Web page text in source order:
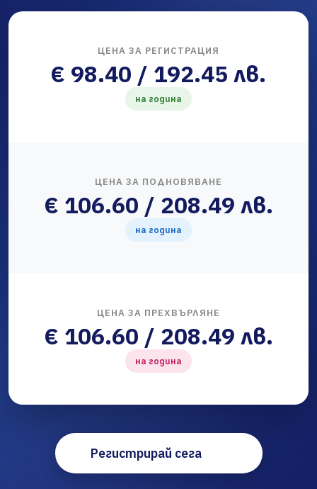
ЦЕНА ЗА РЕГИСТРАЦИЯ
€ 98.40 / 192.45 лв.
на година
ЦЕНА ЗА ПОДНОВЯВАНЕ
€ 106.60 / 208.49 лв.
на година
ЦЕНА ЗА ПРЕХВЪРЛЯНЕ
€ 106.60 / 208.49 лв.
на година
Регистрирай сега